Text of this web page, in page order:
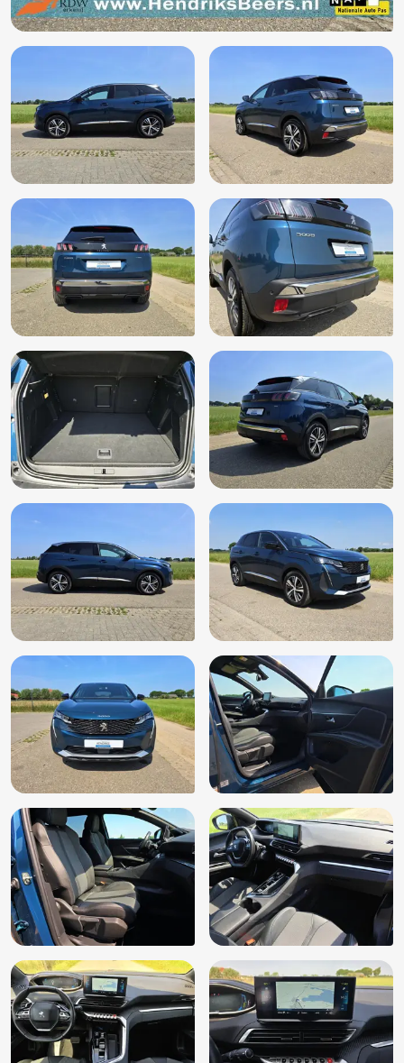
Cruisecontrol
Dakspoiler
Derde remlicht
Dimlichten automatisch
Electronic climate control
Elektrische ramen
Elektrische ramen achter
Elektrische ramen voor
Elektronische remkrachtverdeling
Elektronisch Stabiliteits Programma
Extra getint glas achter
Hill hold functie
Hoofdsteunen achter
ISOFIX
Isofix bevestiging voor kinderzitjes
Keyless entry
Keyless start
Kunstlederen/stof bekleding
LED achterlichten
LED dagrijverlichting
Lederen stuurwiel
LED koplampen
Lichtmetalen velgen
Lichtmetalen velgen 19"
Metaalkleur
Mistlampen voor
MP3 aansluiting
Multimedia-voorbereiding
Multimedia scherm standaard
Multimedia systeem
Navigatie
Navigatie - Via AppleCarplay / AndroidAuto
Navigatiesysteem
Oplaadmogelijkheid
Parkeercamera
Parkeersensor achter
Parkeersensoren Achter
Parkeersensoren voor + achter
Parkeersensor voor
Parkeersensor voor en achter
Passagiersstoel in hoogte verstelbaar